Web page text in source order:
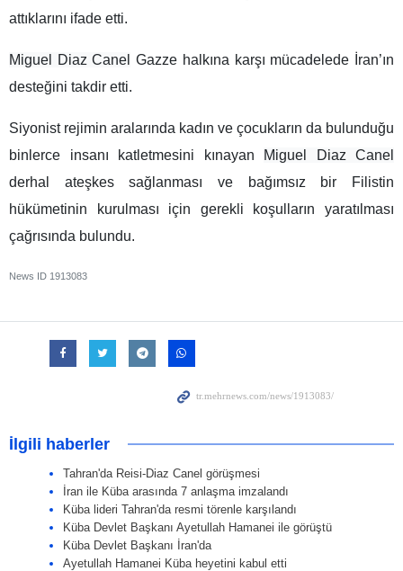
attıklarını ifade etti.
Miguel Diaz Canel Gazze halkına karşı mücadelede İran’ın
desteğini takdir etti.
Siyonist rejimin aralarında kadın ve çocukların da bulunduğu
binlerce insanı katletmesini kınayan
Miguel Diaz Canel
derhal ateşkes sağlanması ve bağımsız bir Filistin
hükümetinin kurulması için gerekli koşulların yaratılması
çağrısında bulundu.
News ID 1913083
İlgili haberler
Tahran'da Reisi-Diaz Canel görüşmesi
İran ile Küba arasında 7 anlaşma imzalandı
Küba lideri Tahran'da resmi törenle karşılandı
Küba Devlet Başkanı Ayetullah Hamanei ile görüştü
Küba Devlet Başkanı İran'da
Ayetullah Hamanei Küba heyetini kabul etti